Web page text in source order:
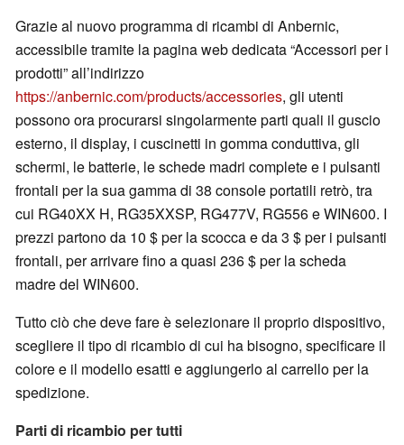
Grazie al nuovo programma di ricambi di Anbernic,
accessibile tramite la pagina web dedicata “Accessori per i
prodotti” all’indirizzo
https://anbernic.com/products/accessories, gli utenti
possono ora procurarsi singolarmente parti quali il guscio
esterno, il display, i cuscinetti in gomma conduttiva, gli
schermi, le batterie, le schede madri complete e i pulsanti
frontali per la sua gamma di 38 console portatili retrò, tra
cui RG40XX H, RG35XXSP, RG477V, RG556 e WIN600. I
prezzi partono da 10 $ per la scocca e da 3 $ per i pulsanti
frontali, per arrivare fino a quasi 236 $ per la scheda
madre del WIN600.
Tutto ciò che deve fare è selezionare il proprio dispositivo,
scegliere il tipo di ricambio di cui ha bisogno, specificare il
colore e il modello esatti e aggiungerlo al carrello per la
spedizione.
Parti di ricambio per tutti